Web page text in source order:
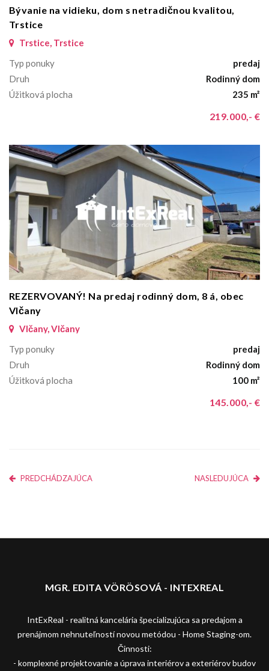
Bývanie na vidieku, dom s netradičnou kvalitou,
Trstice
Trstice, Trstice
Typ ponuky
predaj
Druh
Rodinný dom
Úžitková plocha
235 m²
219.000,- €
REZERVOVANÝ! Na predaj rodinný dom, 8 á, obec
Vlčany
Vlčany, Vlčany
Typ ponuky
predaj
Druh
Rodinný dom
Úžitková plocha
100 m²
145.000,- €
PREDCHÁDZAJÚCA NASLEDUJÚCA
MGR. EDITA VÖRÖSOVÁ - INTEXREAL
IntExReal - realitná kancelária špecializujúca sa predajom a
prenájmom nehnuteľností novou metódou - Home Staging-om.
Činnosti:
- komplexné projektovanie a úprava interiérov a exteriérov budov